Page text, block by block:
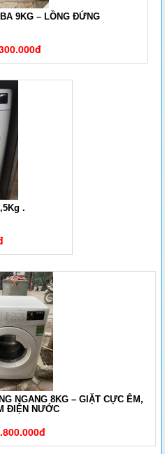
9KG – LỒNG ĐỨNG
.
NGANG 8KG – GIẶT CỰC ÊM,
ĐIỆN NƯỚC